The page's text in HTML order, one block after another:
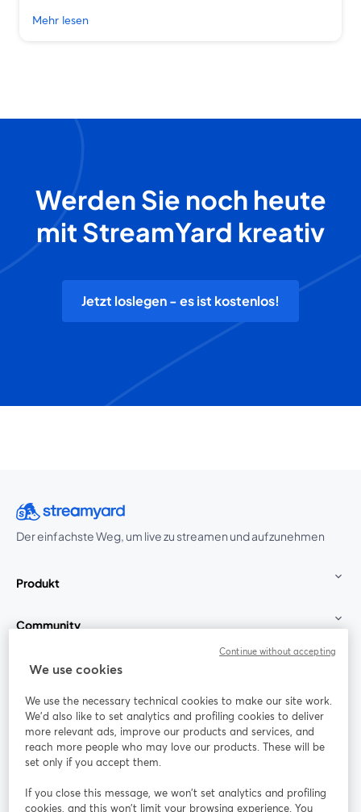
Mehr lesen
Werden Sie noch heute
mit StreamYard kreativ
Jetzt loslegen - es ist kostenlos!
Der einfachste Weg, um live zu streamen und aufzunehmen
Produkt
Community
StreamYard für
Mitmachen
Webinar Facebook
wird in einem neuen Tab geöffnet
X (Twitter)
wird in einem neuen Tab geöffnet
We use cookies
We use the necessary technical cookies to make our site work.
We'd also like to set analytics and profiling cookies to deliver
more relevant ads, improve our products and services, and
reach more people who may love our products. These will be
set only if you accept them.
If you close this message, we won’t set analytics and profiling
cookies, and this won’t limit your browsing experience. You
Continue without accepting